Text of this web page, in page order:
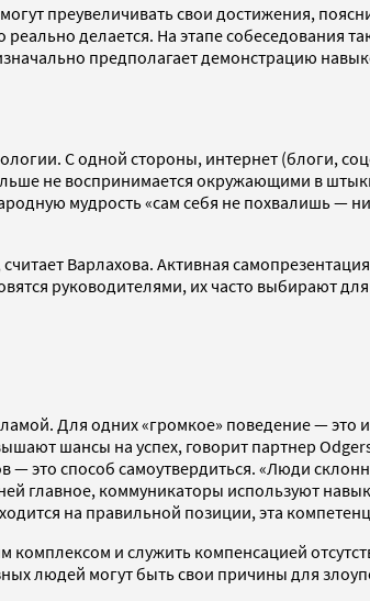
преувеличивать свои достижения,
делается. На этапе собеседования
предполагает демонстрацию
С одной стороны, интернет (блоги,
не воспринимается окружающими в
мудрость «сам себя не похвалишь —
Варлахова. Активная
руководителями, их часто выбирают
Для одних «громкое» поведение — это
шансы на успех, говорит партнер
это способ самоутвердиться. «Люди
главное, коммуникаторы используют
на правильной позиции, эта
комплексом и служить компенсацией
людей могут быть свои причины для